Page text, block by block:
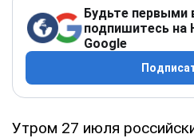
Будьте первыми
подпишитесь на
Google
Утром 27 июля